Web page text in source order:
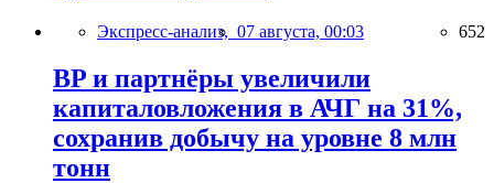
Экспресс-анализ, 07 августа, 00:03 652
BP и партнёры увеличили
капиталовложения в АЧГ на 31%,
сохранив добычу на уровне 8 млн
тонн